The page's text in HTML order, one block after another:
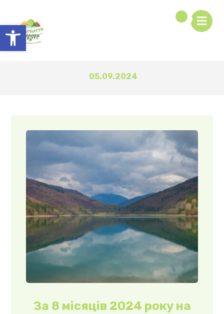
Відкрити Панель інструментів
05.09.2024
За 8 місяців 2024 року на